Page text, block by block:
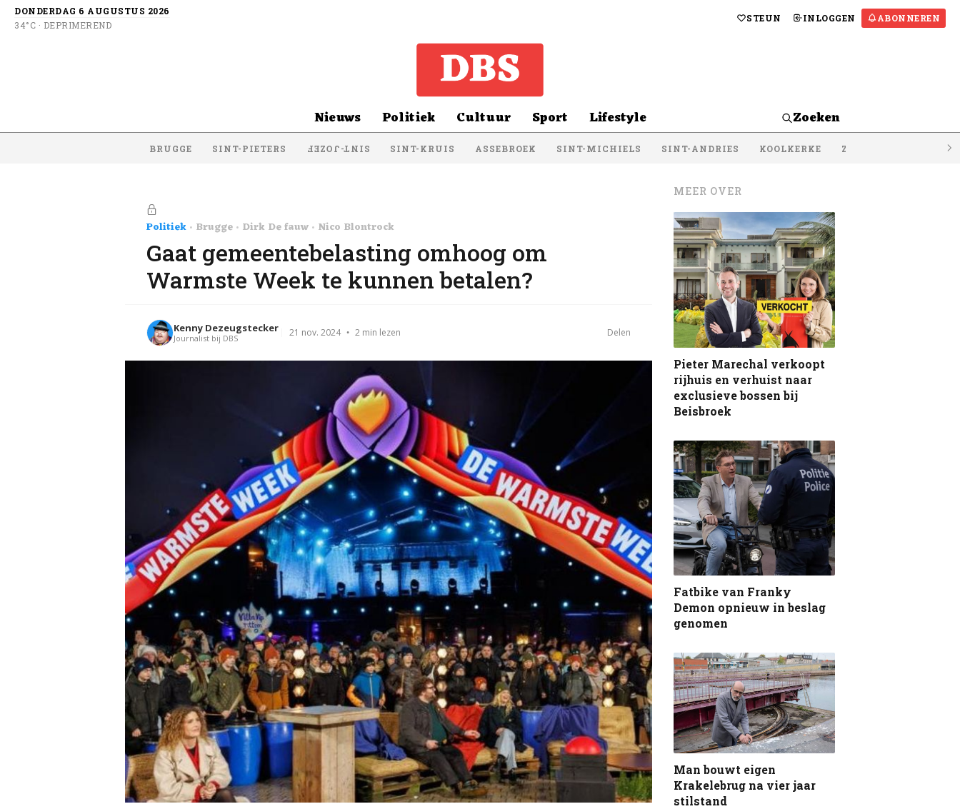
DONDERDAG 6 AUGUSTUS 2026
34°C · DEPRIMEREND
STEUN INLOGGEN ABONNEREN
Nieuws Politiek Cultuur Sport Lifestyle Zoeken
BRUGGE SINT-PIETERS SINT-JOZEF SINT-KRUIS ASSEBROEK SINT-MICHIELS SINT-ANDRIES KOOLKERKE ZEEBRUGGE
Politiek Brugge Dirk De fauw Nico Blontrock
Gaat gemeentebelasting omhoog om
Warmste Week te kunnen betalen?
Kenny Dezeugstecker
Journalist bij DBS 21 nov. 2024 2 min lezen Delen
MEER OVER
Pieter Marechal verkoopt
rijhuis en verhuist naar
exclusieve bossen bij
Beisbroek
Fatbike van Franky
Demon opnieuw in beslag
genomen
Man bouwt eigen
Krakelebrug na vier jaar
stilstand